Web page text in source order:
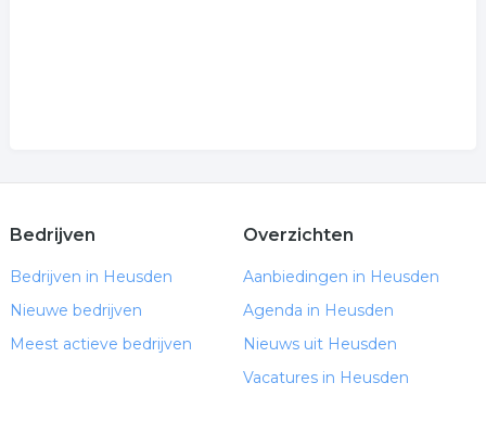
Bedrijven
Bedrijven in Heusden
Nieuwe bedrijven
Meest actieve bedrijven
Overzichten
Aanbiedingen in Heusden
Agenda in Heusden
Nieuws uit Heusden
Vacatures in Heusden